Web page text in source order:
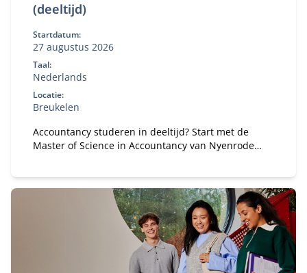
(deeltijd)
Startdatum:
27 augustus 2026
Taal:
Nederlands
Locatie:
Breukelen
Accountancy studeren in deeltijd? Start met de
Master of Science in Accountancy van Nyenrode